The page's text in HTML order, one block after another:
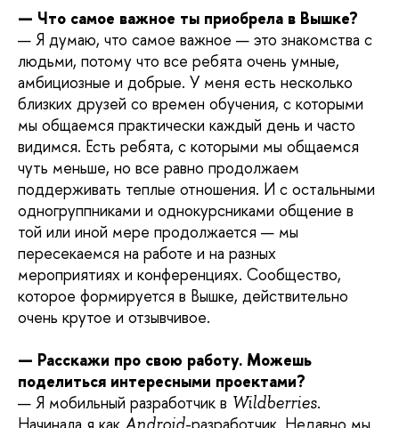
— Что самое важное ты приобрела в Вышке?
— Я думаю, что самое важное — это знакомства с
людьми, потому что все ребята очень умные,
амбициозные и добрые. У меня есть несколько
близких друзей со времен обучения, с которыми
мы общаемся практически каждый день и часто
видимся. Есть ребята, с которыми мы общаемся
чуть меньше, но все равно продолжаем
поддерживать теплые отношения. И с остальными
одногруппниками и однокурсниками общение в
той или иной мере продолжается — мы
пересекаемся на работе и на разных
мероприятиях и конференциях. Сообщество,
которое формируется в Вышке, действительно
очень крутое и отзывчивое.
— Расскажи про свою работу. Можешь
поделиться интересными проектами?
— Я мобильный разработчик в Wildberries.